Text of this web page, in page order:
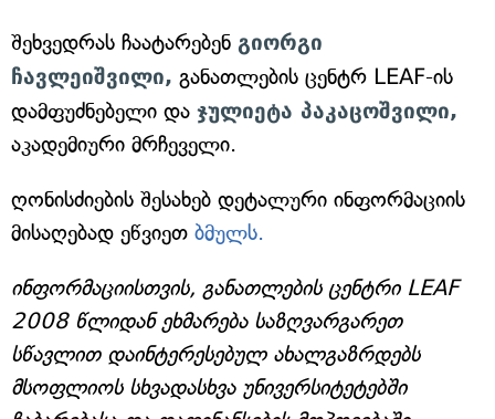
შეხვედრას ჩაატარებენ გიორგი
ჩავლეიშვილი, განათლების ცენტრ LEAF-ის
დამფუძნებელი და ჯულიეტა პაკაცოშვილი,
აკადემიური მრჩეველი.
ღონისძიების შესახებ დეტალური ინფორმაციის
მისაღებად ეწვიეთ ბმულს.
ინფორმაციისთვის, განათლების ცენტრი LEAF
2008 წლიდან ეხმარება საზღვარგარეთ
სწავლით დაინტერესებულ ახალგაზრდებს
მსოფლიოს სხვადასხვა უნივერსიტეტებში